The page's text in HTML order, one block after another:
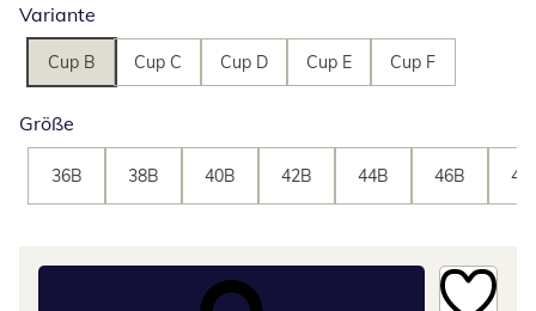
Variante
Cup B Cup C Cup D Cup E Cup F
Größe
36B 38B 40B 42B 44B 46B